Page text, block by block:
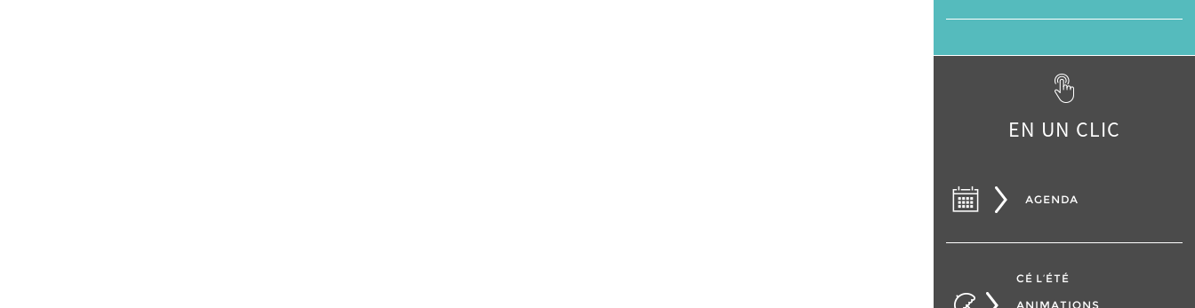
EN UN CLIC
AGENDA
CÉ L’ÉTÉ
ANIMATIONS